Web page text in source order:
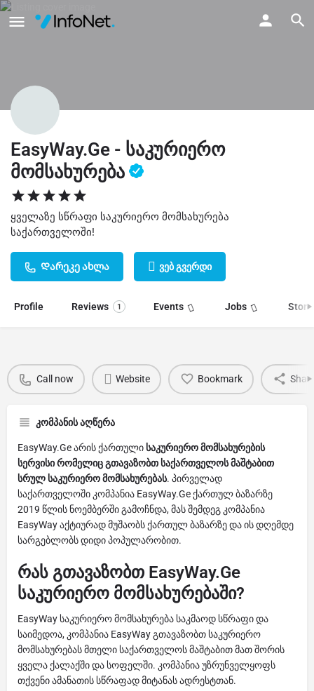
EasyWay.Ge - საკურიერო
მომსახურება
ყველაზე სწრაფი საკურიერო მომსახურება
საქართველოში!
Დარეკე ახლა ვებ გვერდი
Profile Reviews 1 Events Jobs Store
Call now Website Bookmark
კომპანის აღწერა
EasyWay.Ge არის ქართულისაკურიერო მომსახურების
სერვისი რომელიც გთავაზობთ საქართველოს მაშტაბით
სრულ საკურიერო მომსახურებას. პირველად
საქართველოში კომპანია EasyWay.Ge ქართულ ბაზარზე
2019 წლის ნოემბერში გამოჩნდა, მას შემდეგ კომპანია
EasyWay აქტიურად მუშაობს ქართულ ბაზარზე და ის დღემდე
სარგებლობს დიდი პოპულარობით.
რას გთავაზობთ EasyWay.Ge
საკურიერო მომსახურებაში?
EasyWay საკურიერო მომსახურება საკმაოდ სწრაფი და
საიმედოა, კომპანია EasyWay გთავაზობთ საკურიერო
მომსახურებას მთელი საქართველოს მაშტაბით მათ შორის
ყველა ქალაქში და სოფელში. კომპანია უზრუნველყოფს
თქვენი ამანათის სწრაფად მიტანას ადრესტთან.